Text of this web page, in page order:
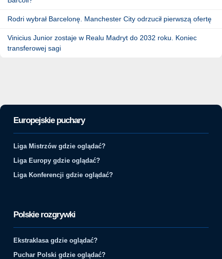
Rodri wybrał Barcelonę. Manchester City odrzucił pierwszą ofertę
Vinicius Junior zostaje w Realu Madryt do 2032 roku. Koniec
transferowej sagi
Europejskie puchary
Liga Mistrzów gdzie oglądać?
Liga Europy gdzie oglądać?
Liga Konferencji gdzie oglądać?
Polskie rozgrywki
Ekstraklasa gdzie oglądać?
Puchar Polski gdzie oglądać?